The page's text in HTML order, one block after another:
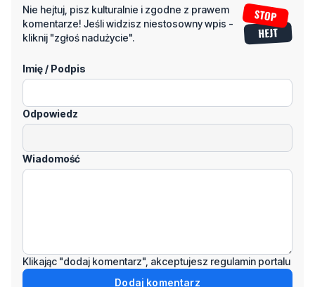
Imię / Podpis
Odpowiedz
Wiadomość